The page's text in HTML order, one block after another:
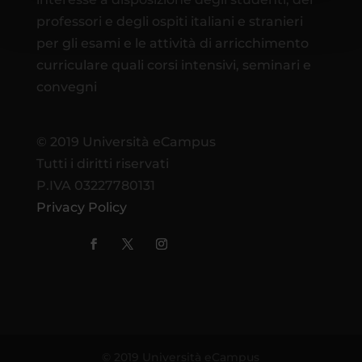
professori e degli ospiti italiani e stranieri
per gli esami e le attività di arricchimento
curriculare quali corsi intensivi, seminari e
convegni
© 2019 Università eCampus
Tutti i diritti riservati
P.IVA 03227780131
Privacy Policy